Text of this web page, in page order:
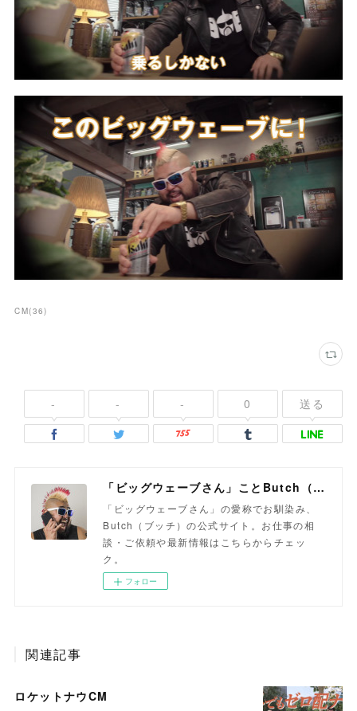
CM(36)
- - - 0 送る
「ビッグウェーブさん」ことButch（ブッチ）
「ビッグウェーブさん」の愛称でお馴染み、
Butch（ブッチ）の公式サイト。お仕事の相
談・ご依頼や最新情報はこちらからチェッ
ク。
フォロー
関連記事
ロケットナウCM